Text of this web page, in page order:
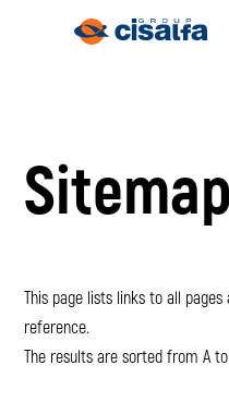
Sitemap
This page lists links to all
reference.
The results are sorted from A to